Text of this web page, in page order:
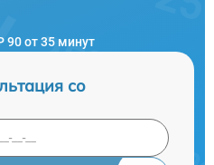
90 от 35 минут
со